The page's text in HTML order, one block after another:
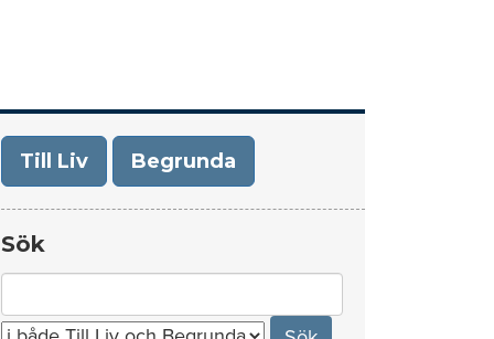
Till Liv Begrunda
Sök
for: